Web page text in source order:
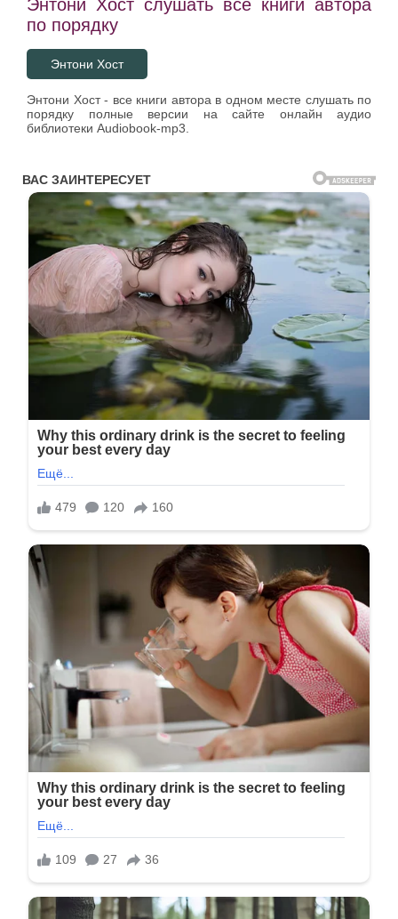
Энтони Хост слушать все книги автора
по порядку
Энтони Хост
Энтони Хост - все книги автора в одном месте слушать по
порядку полные версии на сайте онлайн аудио
библиотеки Audiobook-mp3.